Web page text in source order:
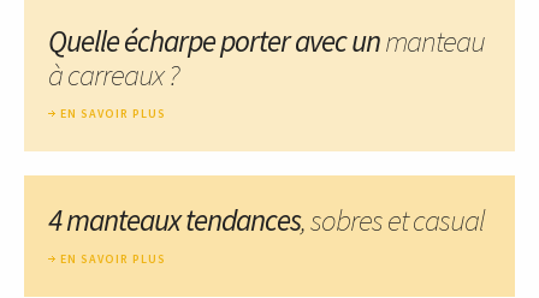
Quelle écharpe porter avec unmanteau
à carreaux ?
EN SAVOIR PLUS
4 manteaux tendances, sobres et casual
EN SAVOIR PLUS